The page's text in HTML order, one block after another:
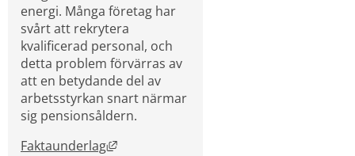
energi. Många företag har
svårt att rekrytera
kvalificerad personal, och
detta problem förvärras av
att en betydande del av
arbetsstyrkan snart närmar
sig pensionsåldern.
Faktaunderlag Länk till annan webbplats, öppnas i